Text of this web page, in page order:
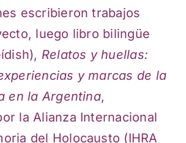
escribieron trabajos
luego libro bilingüe
Relatos y huellas:
y marcas de la
en la Argentina,
la Alianza Internacional
del Holocausto (IHRA